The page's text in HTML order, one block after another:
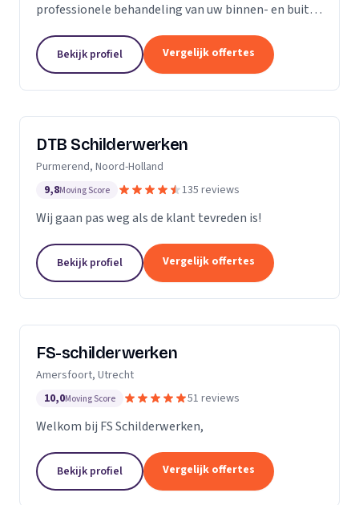
professionele behandeling van uw binnen- en buiten
als nieuwbouwwoningen, en alles daar tussen in.
Bij...
Bekijk profiel Vergelijk offertes
DTB Schilderwerken
Purmerend, Noord-Holland
9,8Moving Score 135 reviews
Wij gaan pas weg als de klant tevreden is!
Bekijk profiel Vergelijk offertes
FS-schilderwerken
Amersfoort, Utrecht
10,0Moving Score 51 reviews
Welkom bij FS Schilderwerken,
Bekijk profiel Vergelijk offertes